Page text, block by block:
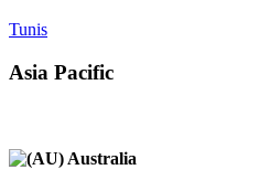
Tunis
Asia Pacific
Australia